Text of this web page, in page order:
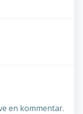
en kommentar.